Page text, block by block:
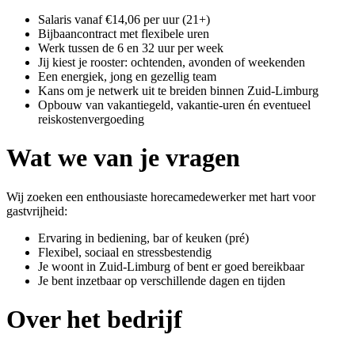
Salaris vanaf €14,06 per uur (21+)
Bijbaancontract met flexibele uren
Werk tussen de 6 en 32 uur per week
Jij kiest je rooster: ochtenden, avonden of weekenden
Een energiek, jong en gezellig team
Kans om je netwerk uit te breiden binnen Zuid-Limburg
Opbouw van vakantiegeld, vakantie-uren én eventueel
reiskostenvergoeding
Wat we van je vragen
Wij zoeken een enthousiaste horecamedewerker met hart voor
gastvrijheid:
Ervaring in bediening, bar of keuken (pré)
Flexibel, sociaal en stressbestendig
Je woont in Zuid-Limburg of bent er goed bereikbaar
Je bent inzetbaar op verschillende dagen en tijden
Over het bedrijf